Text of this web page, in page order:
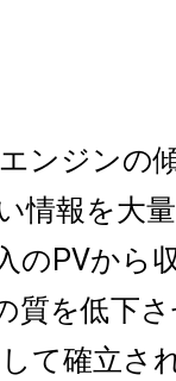
ンジンの
情報を大
のPVから
質を低下
て確立さ